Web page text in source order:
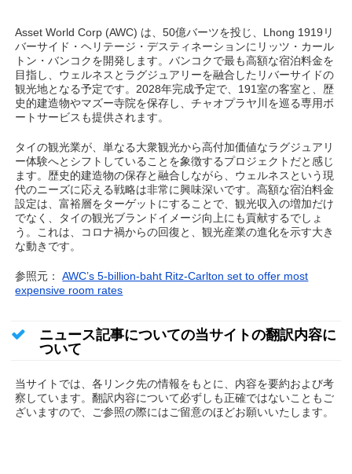
Asset World Corp (AWC) は、50億バーツを投じ、Lhong 1919リ
バーサイド・ヘリテージ・デスティネーションにリッツ・カール
トン・バンコクを開発します。バンコクで最も高額な宿泊料金を
目指し、ウェルネスとラグジュアリーを融合したリバーサイドの
観光地となる予定です。2028年完成予定で、191室の客室と、歴
史的建造物やマズー寺院を保存し、チャオプラヤ川を巡る専用ボ
ートサービスも提供されます。
タイの観光業が、単なる大衆観光から高付加価値なラグジュアリ
ー体験へとシフトしていることを象徴するプロジェクトだと感じ
ます。歴史的建造物の保存と融合しながら、ウェルネスという現
代のニーズに応える戦略は非常に興味深いです。高額な宿泊料金
設定は、富裕層をターゲットにすることで、観光収入の増加だけ
でなく、タイの観光ブランドイメージ向上にも貢献するでしょ
う。これは、コロナ禍からの回復と、観光産業の進化を示す大き
な動きです。
参照元：AWC’s 5-billion-baht Ritz-Carlton set to offer most
expensive room rates
ニュース記事についての当サイトの翻訳内容に
ついて
当サイトでは、各リンク先の情報をもとに、内容を要約および考
察しています。翻訳内容について必ずしも正確ではないこともご
ざいますので、ご参照の際にはご留意のほどお願いいたします。